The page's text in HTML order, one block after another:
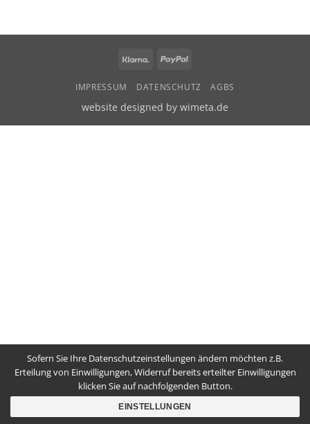
Klarna PayPal
IMPRESSUM DATENSCHUTZ AGBS
website designed by wimeta.de
Sofern Sie Ihre Datenschutzeinstellungen ändern möchten z.B.
Erteilung von Einwilligungen, Widerruf bereits erteilter Einwilligungen
klicken Sie auf nachfolgenden Button.
EINSTELLUNGEN